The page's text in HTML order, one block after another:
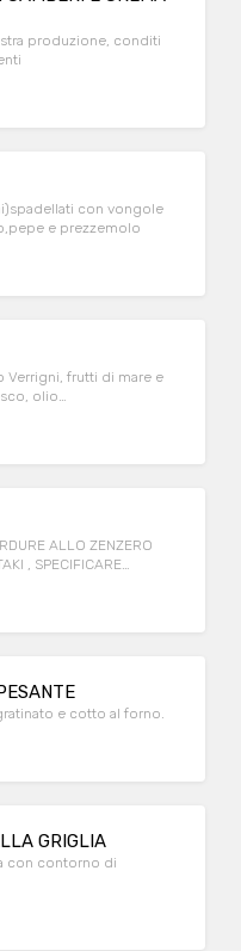
produzione, conditi
con vongole
e prezzemolo
di mare e
olio
ALLO ZENZERO
, SPECIFICARE
e cotto al forno.
GRIGLIA
con contorno di